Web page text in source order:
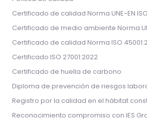
Certificado de calidad Norma UNE-EN ISO
Certificado de medio ambiente Norma
Certificado de calidad Norma ISO
Certificado ISO 27001:2022
Certificado de huella de carbono
Diploma de prevención de riesgos
Registro por la calidad en el hábitat
Reconocimiento compromiso con IES